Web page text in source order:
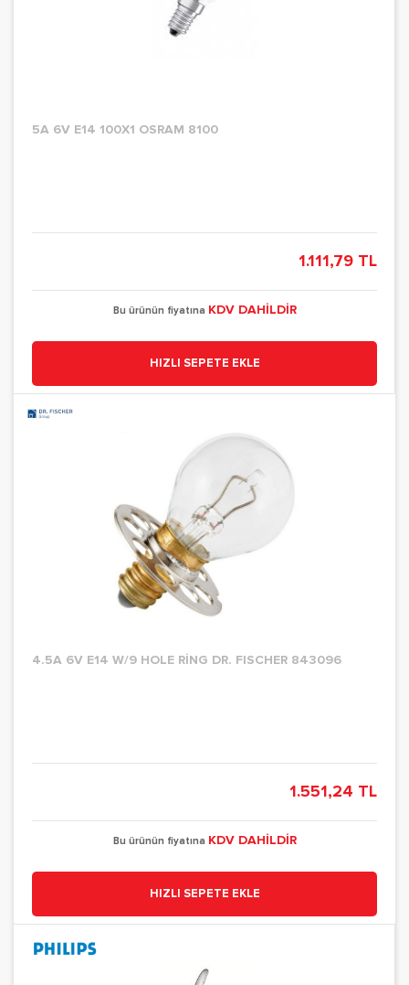
5A 6V E14 100X1 OSRAM 8100
1.111,79 TL
Bu ürünün fiyatına KDV DAHİLDİR
HIZLI SEPETE EKLE
4.5A 6V E14 W/9 HOLE RİNG DR. FISCHER 843096
1.551,24 TL
Bu ürünün fiyatına KDV DAHİLDİR
HIZLI SEPETE EKLE